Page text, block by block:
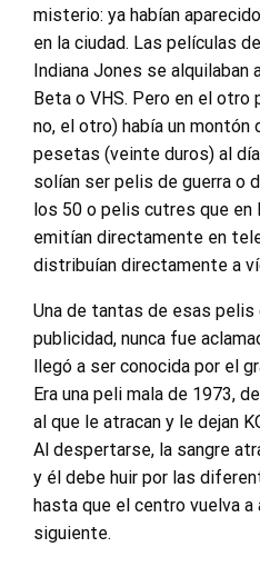
misterio: ya habían
en la ciudad. Las películas
Indiana Jones se alquilaban
Beta o VHS. Pero en el
no, el otro) había un
pesetas (veinte duros) al
solían ser pelis de guerra o
los 50 o pelis cutres que en
emitían directamente en
distribuían directamente a
Una de tantas de esas pelis
publicidad, nunca fue
llegó a ser conocida por el
Era una peli mala de 1973,
al que le atracan y le dejan
Al despertarse, la sangre
y él debe huir por las
hasta que el centro vuelva a
siguiente.